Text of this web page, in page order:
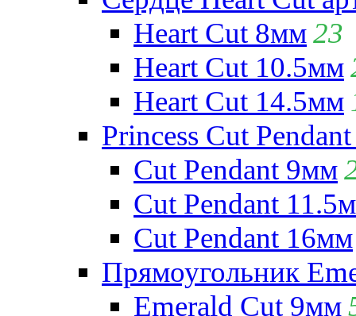
Heart Cut 8мм23
Heart Cut 10.5мм
Heart Cut 14.5мм
Princess Cut
Cut Pendant 9мм
Cut Pendant
Cut Pendant 16мм
Прямоугольник
Emerald Cut 9мм